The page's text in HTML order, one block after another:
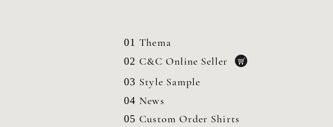
01 Thema
02 C&C Online Seller
03 Style Sample
04 News
05 Custom Order Shirts